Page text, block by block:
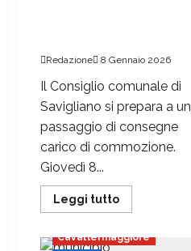
Redazione 8 Gennaio 2026
Il Consiglio comunale di
Savigliano si prepara a un
passaggio di consegne
carico di commozione.
Giovedì 8...
Leggi tutto
Cavallermaggiore